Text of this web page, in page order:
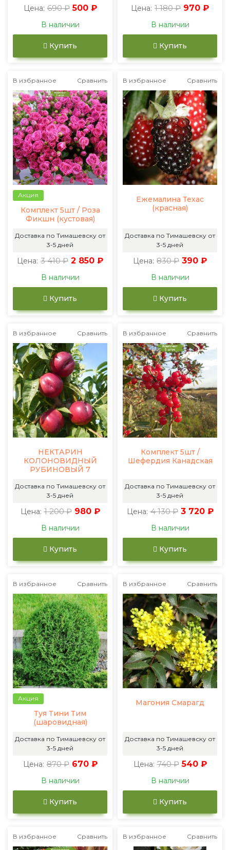
Цена: 690 ₽ 500 ₽
В наличии
Купить
Цена: 1 180 ₽ 970 ₽
В наличии
Купить
В избранное Сравнить
Акция
Комплект 5шт / Роза
Фикшн (кустовая)
Доставка по Тимашевску от
3-5 дней
Цена: 3 410 ₽ 2 850 ₽
В наличии
Купить
В избранное Сравнить
Ежемалина Техас
(красная)
Доставка по Тимашевску от
3-5 дней
Цена: 830 ₽ 390 ₽
В наличии
Купить
В избранное Сравнить
НЕКТАРИН
КОЛОНОВИДНЫЙ
РУБИНОВЫЙ 7
Доставка по Тимашевску от
3-5 дней
Цена: 1 200 ₽ 980 ₽
В наличии
Купить
В избранное Сравнить
Комплект 5шт /
Шефердия Канадская
Доставка по Тимашевску от
3-5 дней
Цена: 4 130 ₽ 3 720 ₽
В наличии
Купить
В избранное Сравнить
Акция
Туя Тини Тим
(шаровидная)
Доставка по Тимашевску от
3-5 дней
Цена: 870 ₽ 670 ₽
В наличии
Купить
В избранное Сравнить
Магония Смарагд
Доставка по Тимашевску от
3-5 дней
Цена: 740 ₽ 540 ₽
В наличии
Купить
В избранное Сравнить В избранное Сравнить